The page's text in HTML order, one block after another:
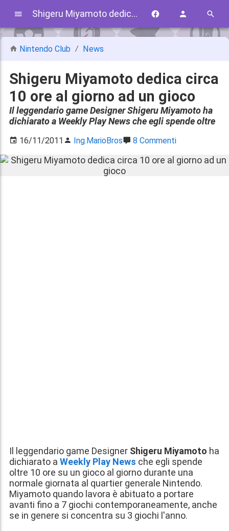
Shigeru Miyamoto dedica circa 10 ore al giorno ad un gioco
Nintendo Club News
Shigeru Miyamoto dedica circa
10 ore al giorno ad un gioco
Il leggendario game Designer Shigeru Miyamoto ha
dichiarato a Weekly Play News che egli spende oltre
16/11/2011 Ing.MarioBros 8 Commenti
Il leggendario game Designer Shigeru Miyamoto ha
dichiarato a Weekly Play News che egli spende
oltre 10 ore su un gioco al giorno durante una
normale giornata al quartier generale Nintendo.
Miyamoto quando lavora è abituato a portare
avanti fino a 7 giochi contemporaneamente, anche
se in genere si concentra su 3 giochi l'anno.